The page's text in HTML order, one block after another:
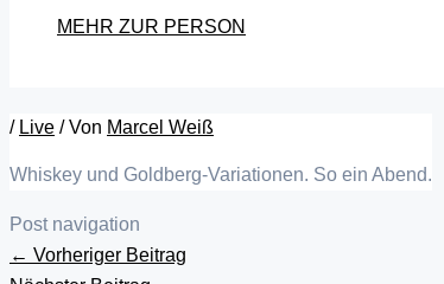
MEHR ZUR PERSON
/ Live / Von Marcel Weiß
Whiskey und Goldberg-Variationen. So ein Abend.
Post navigation
← Vorheriger Beitrag